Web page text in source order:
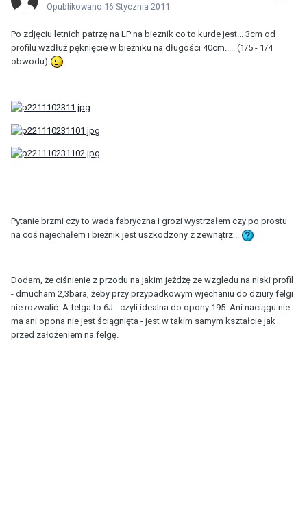
Opublikowano 16 Stycznia 2011
Po zdjęciu letnich patrzę na LP na bieznik co to kurde jest... 3cm od
profilu wzdłuż pęknięcie w bieżniku na długości 40cm..... (1/5 - 1/4
obwodu)
Pytanie brzmi czy to wada fabryczna i grozi wystrzałem czy po prostu
na coś najechałem i bieżnik jest uszkodzony z zewnątrz...
Dodam, że ciśnienie z przodu na jakim jeżdżę ze wzgledu na niski profil
- dmucham 2,3bara, żeby przy przypadkowym wjechaniu do dziury felgi
nie rozwalić. A felga to 6J - czyli idealna do opony 195. Ani naciągu nie
ma ani opona nie jest ściągnięta - jest w takim samym kształcie jak
przed założeniem na felgę.